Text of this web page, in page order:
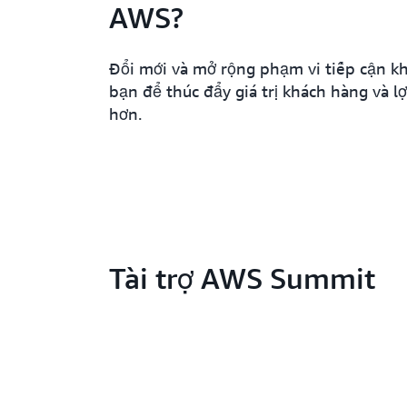
AWS?
Đổi mới và mở rộng phạm vi tiếp cận
bạn để thúc đẩy giá trị khách hàng và
hơn.
Tài trợ AWS Summit